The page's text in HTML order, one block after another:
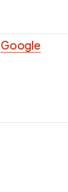
Google